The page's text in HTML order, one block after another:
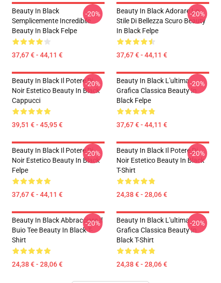
Beauty In Black
Semplicemente Incredibile
Beauty In Black Felpe
37,67 € - 44,11 €
-20%
Beauty In Black Adorare Lo
Stile Di Bellezza Scuro Beauty
In Black Felpe
37,67 € - 44,11 €
-20%
Beauty In Black Il Potere Di
Noir Estetico Beauty In Black
Cappucci
39,51 € - 45,95 €
-20%
Beauty In Black L'ultima
Grafica Classica Beauty In
Black Felpe
37,67 € - 44,11 €
-20%
Beauty In Black Il Potere Di
Noir Estetico Beauty In Black
Felpe
37,67 € - 44,11 €
-20%
Beauty In Black Il Potere Di
Noir Estetico Beauty In Black
T-Shirt
24,38 € - 28,06 €
-20%
Beauty In Black Abbracciare Il
Buio Tee Beauty In Black T-
Shirt
24,38 € - 28,06 €
-20%
Beauty In Black L'ultima
Grafica Classica Beauty In
Black T-Shirt
24,38 € - 28,06 €
-20%